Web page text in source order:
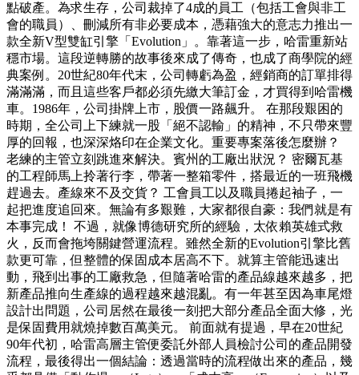
點破產。為求生存，公司裁掉了4成的員工（包括工會與非工
會的職員）、刪減所有非必要成本，憑藉強大的意志力推出一
款全新V型雙缸引擎「Evolution」。靠著這一步，哈雷重新站
穩市場。這段逆轉勝的故事後來成了傳奇，也成了商學院的經
典案例。20世紀80年代末，公司轉虧為盈，經銷商的訂單排得
滿滿滿，而且這些客戶都必須先繳大筆訂金，才買得到哈雷機
車。1986年，公司掛牌上市，股價一路飆升。 在那段艱困的
時期，全公司上下練就一股「絕不認輸」的精神，不只帶來豐
厚的回報，也深深烙印在企業文化。重要專案落後怎麼辦？
老練的主管立刻跳進來解決。賓州的工廠出狀況？ 密爾瓦基
的工程師馬上拎著行李，帶著一整箱零件，搭最近的一班飛機
趕過去。產線來不及交貨？ 工會員工以及職員捲起袖子，一
起把進度追回來。無論有多艱難，大家都很自豪：我們就是有
本事完成！ 不過，就像博德研究所的經驗，太依賴英雄式救
火，反而會拖垮關鍵營運流程。雖然全新的Evolution引擎比舊
款更可靠，但整體的保固成本居高不下。就算主管能迅速出
動，飛到出事的工廠救急，但隨著哈雷的產品線越來越多，把
新產品推向生產線的過程越來越混亂。有一年甚至因為車尾燈
設計出問題，公司居然在最後一刻把大部分產品全面大修，光
是保固費用就燒掉數百萬美元。 前面就有提過，早在20世紀
90年代初，哈雷高層主管便委託外部人員檢討公司的產品開發
流程，最後得出一個結論：透過當時的流程做出來的產品，幾